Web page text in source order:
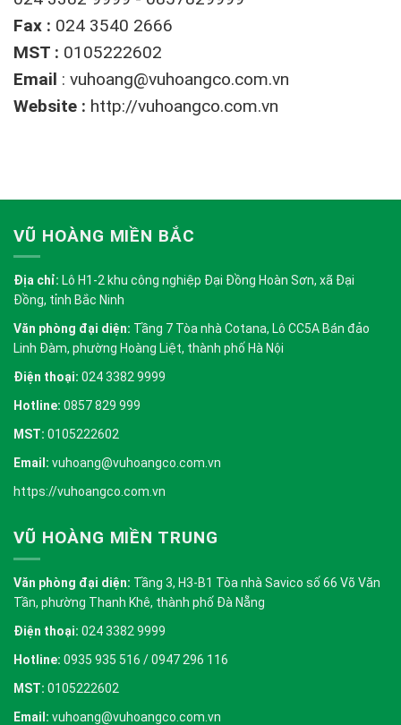
Fax : 024 3540 2666
MST : 0105222602
Email : vuhoang@vuhoangco.com.vn
Website : http://vuhoangco.com.vn
VŨ HOÀNG MIỀN BẮC
Địa chỉ: Lô H1-2 khu công nghiệp Đại Đồng Hoàn Sơn, xã Đại
Đồng, tỉnh Bắc Ninh
Văn phòng đại diện: Tầng 7 Tòa nhà Cotana, Lô CC5A Bán đảo
Linh Đàm, phường Hoàng Liệt, thành phố Hà Nội
Điện thoại: 024 3382 9999
Hotline: 0857 829 999
MST: 0105222602
Email: vuhoang@vuhoangco.com.vn
https://vuhoangco.com.vn
VŨ HOÀNG MIỀN TRUNG
Văn phòng đại diện: Tầng 3, H3-B1 Tòa nhà Savico số 66 Võ Văn
Tần, phường Thanh Khê, thành phố Đà Nẵng
Điện thoại: 024 3382 9999
Hotline: 0935 935 516 / 0947 296 116
MST: 0105222602
Email: vuhoang@vuhoangco.com.vn